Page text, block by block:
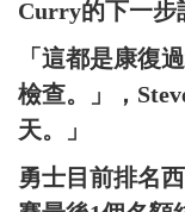
Curry的下一步
「這都是康復
檢查。」，
天。」
勇士目前排名